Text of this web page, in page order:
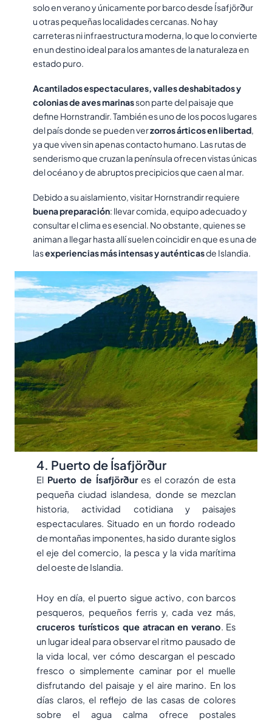
solo en verano y únicamente por barco desde Ísafjörður
u otras pequeñas localidades cercanas. No hay
carreteras ni infraestructura moderna, lo que lo convierte
en un destino ideal para los amantes de la naturaleza en
estado puro.
Acantilados espectaculares, valles deshabitados y
colonias de aves marinasson parte del paisaje que
define Hornstrandir. También es uno de los pocos lugares
del país donde se pueden verzorros árticos en libertad,
ya que viven sin apenas contacto humano. Las rutas de
senderismo que cruzan la península ofrecen vistas únicas
del océano y de abruptos precipicios que caen al mar.
Debido a su aislamiento, visitar Hornstrandir requiere
buena preparación: llevar comida, equipo adecuado y
consultar el clima es esencial. No obstante, quienes se
animan a llegar hasta allí suelen coincidir en que es una de
lasexperiencias más intensas y auténticasde Islandia.
4. Puerto de Ísafjörður
El Puerto de Ísafjörðures el corazón de esta
pequeña ciudad islandesa, donde se mezclan
historia, actividad cotidiana y paisajes
espectaculares. Situado en un fiordo rodeado
de montañas imponentes, ha sido durante siglos
el eje del comercio, la pesca y la vida marítima
del oeste de Islandia.
Hoy en día, el puerto sigue activo, con barcos
pesqueros, pequeños ferris y, cada vez más,
cruceros turísticos que atracan en verano. Es
un lugar ideal para observar el ritmo pausado de
la vida local, ver cómo descargan el pescado
fresco o simplemente caminar por el muelle
disfrutando del paisaje y el aire marino. En los
días claros, el reflejo de las casas de colores
sobre el agua calma ofrece postales